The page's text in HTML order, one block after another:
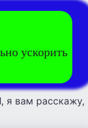
ускорить
я вам расскажу,